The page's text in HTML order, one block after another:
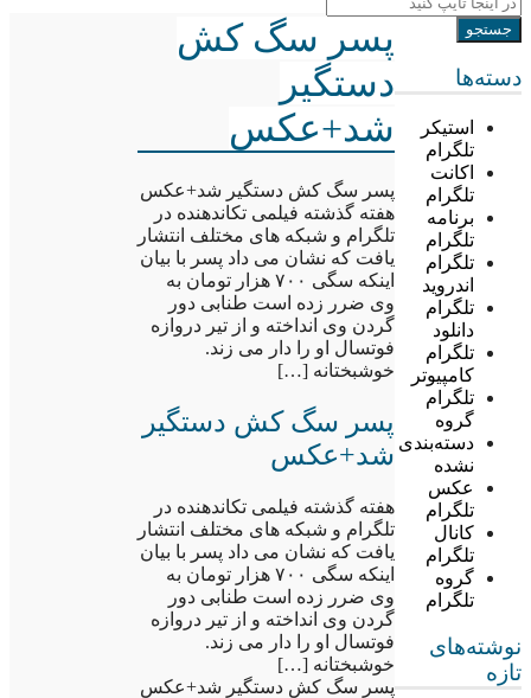
دسته‌ها
استیکر
تلگرام
اکانت
تلگرام
برنامه
تلگرام
تلگرام
اندروید
تلگرام
دانلود
تلگرام
کامپیوتر
تلگرام
گروه
دسته‌بندی
نشده
عکس
تلگرام
کانال
تلگرام
گروه
تلگرام
نوشته‌های
تازه
پسر سگ کش
دستگیر
شد+عکس
پسر سگ کش دستگیر شد+عکس
هفته گذشته فیلمی تکاندهنده در
تلگرام و شبکه های مختلف انتشار
یافت که نشان می داد پسر با بیان
اینکه سگی ۷۰۰ هزار تومان به
وی ضرر زده است طنابی دور
گردن وی انداخته و از تیر دروازه
فوتسال او را دار می زند.
خوشبختانه […]
پسر سگ کش دستگیر
شد+عکس
هفته گذشته فیلمی تکاندهنده در
تلگرام و شبکه های مختلف انتشار
یافت که نشان می داد پسر با بیان
اینکه سگی ۷۰۰ هزار تومان به
وی ضرر زده است طنابی دور
گردن وی انداخته و از تیر دروازه
فوتسال او را دار می زند.
خوشبختانه […]
پسر سگ کش دستگیر شد+عکس